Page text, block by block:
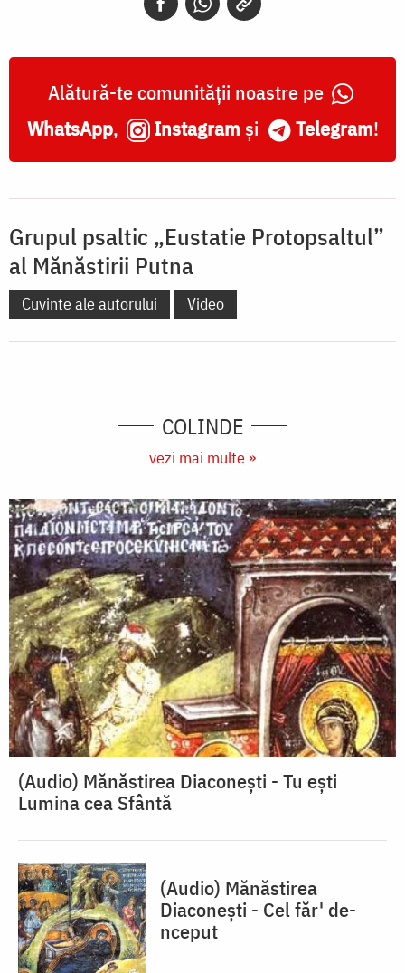
Alătură-te comunității noastre pe
WhatsApp, Instagram și Telegram!
Grupul psaltic „Eustatie Protopsaltul”
al Mănăstirii Putna
Cuvinte ale autorului Video
COLINDE
vezi mai multe »
(Audio) Mănăstirea Diaconești - Tu ești
Lumina cea Sfântă
(Audio) Mănăstirea
Diaconești - Cel făr' de-
nceput